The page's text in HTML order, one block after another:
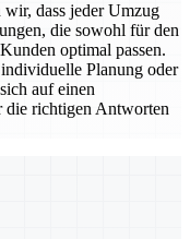
dass jeder Umzug
die sowohl für den
optimal passen.
Planung oder
auf einen
die richtigen Antworten